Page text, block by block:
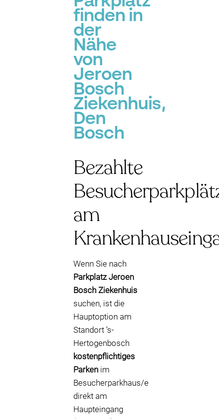
finden in
der
Nähe
von
Jeroen
Bosch
Ziekenhuis,
Den
Bosch
Bezahlte
am
Wenn Sie nach
Parkplatz Jeroen
Bosch Ziekenhuis
suchen, ist die
Hauptoption am
Standort ’s-
Hertogenbosch
kostenpflichtiges
Parken im
Besucherparkhaus/e
direkt am
Haupteingang